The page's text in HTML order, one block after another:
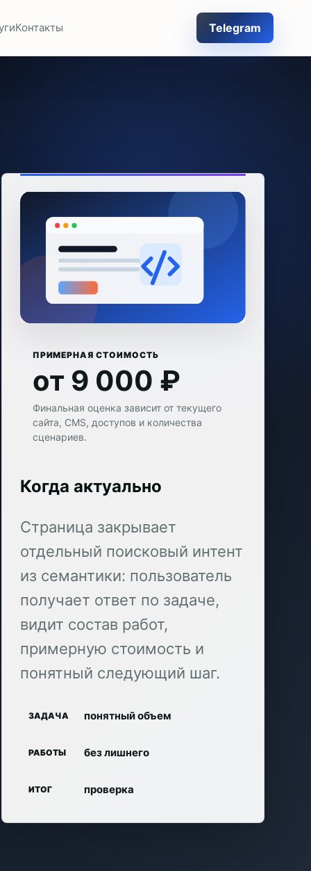
Контакты Telegram
ПРИМЕРНАЯ СТОИМОСТЬ
от 9 000 ₽
Финальная оценка зависит от текущего
сайта, CMS, доступов и количества
сценариев.
Когда актуально
Страница закрывает
отдельный поисковый интент
из семантики: пользователь
получает ответ по задаче,
видит состав работ,
примерную стоимость и
понятный следующий шаг.
ЗАДАЧА понятный объем
РАБОТЫ без лишнего
ИТОГ проверка